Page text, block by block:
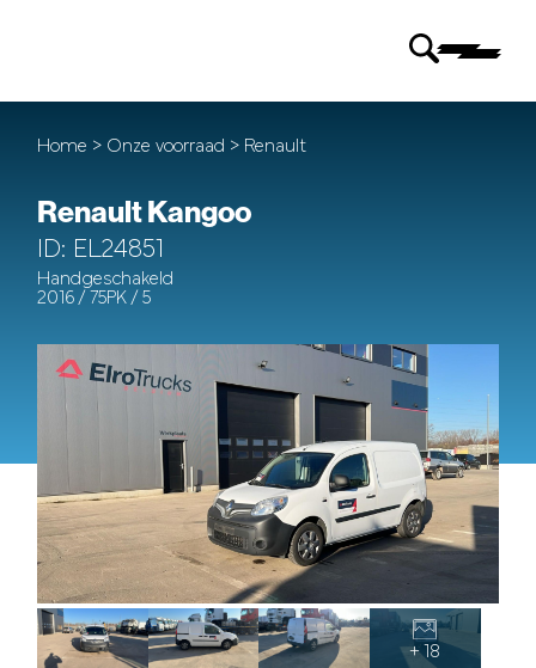
Renault Kangoo
ID: EL24851
Handgeschakeld
2016 / 75PK / 5
Home > Onze voorraad > Renault
+ 18